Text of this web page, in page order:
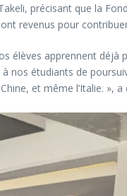
précisant que la
revenus pour
élèves apprennent déjà
étudiants de
et même l’Italie. »,